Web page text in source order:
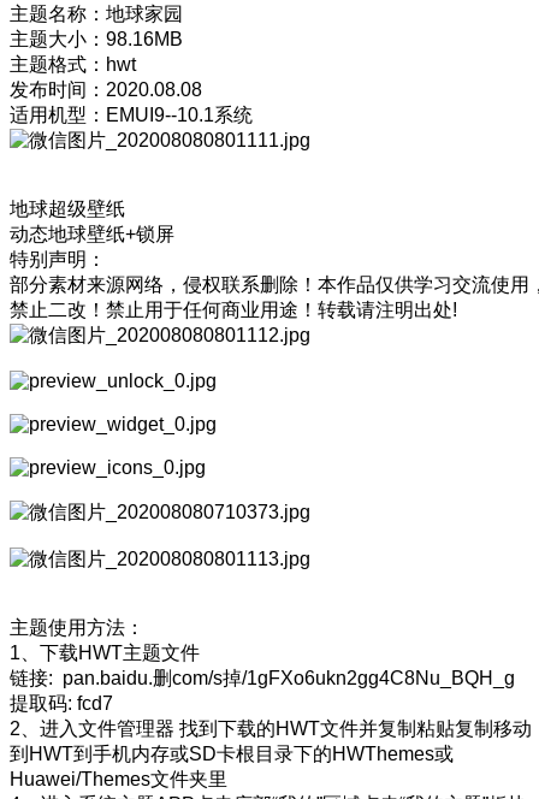
主题名称：地球家园
主题大小：98.16MB
主题格式：hwt
发布时间：2020.08.08
适用机型：EMUI9--10.1系统
地球超级壁纸
动态地球壁纸+锁屏
特别声明：
部分素材来源网络，侵权联系删除！本作品仅供学习交流使用
禁止二改！禁止用于任何商业用途！转载请注明出处!
主题使用方法：
1、下载HWT主题文件
链接: pan.baidu.删com/s掉/1gFXo6ukn2gg4C8Nu_BQH_g
提取码: fcd7
2、进入文件管理器 找到下载的HWT文件并复制粘贴复制移动
到HWT到手机内存或SD卡根目录下的HWThemes或
Huawei/Themes文件夹里